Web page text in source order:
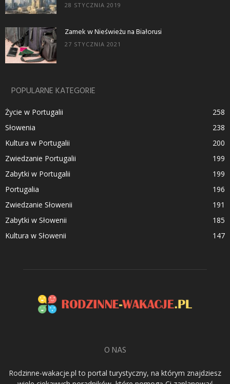
28 STYCZNIA 2019
Zamek w Nieświeżu na Białorusi
27 STYCZNIA 2021
POPULARNE KATEGORIE
Życie w Portugalii
258
Słowenia
238
Kultura w Portugalii
200
Zwiedzanie Portugalii
199
Zabytki w Portugalii
199
Portugalia
196
Zwiedzanie Słowenii
191
Zabytki w Słowenii
185
Kultura w Słowenii
147
O NAS
Rodzinne-wakacje.pl to portal turystyczny, na którym znajdziesz